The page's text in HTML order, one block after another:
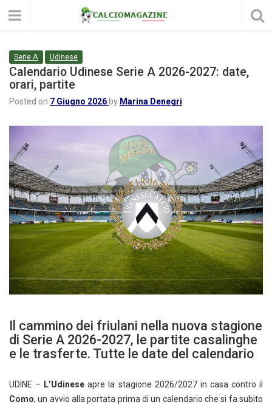
Serie A Udinese
Calendario Udinese Serie A 2026-2027: date,
orari, partite
Posted on 7 Giugno 2026 by Marina Denegri
Il cammino dei friulani nella nuova stagione
di Serie A 2026-2027, le partite casalinghe
e le trasferte. Tutte le date del calendario
UDINE – L’Udinese apre la stagione 2026/2027 in casa contro il
Como, un avvio alla portata prima di un calendario che si fa subito